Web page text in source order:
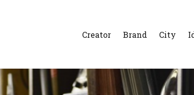
Creator Brand City